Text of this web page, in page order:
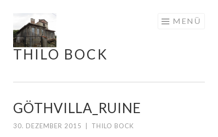
Springe
zum
Inhalt
THILO BOCK
MENÜ
GÖTHVILLA_RUINE
30. DEZEMBER 2015 THILO BOCK